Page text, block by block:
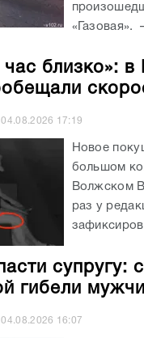
«Газовая».
час близко»:
04.08.2026 17:19
Новое
большом
Волжском
раз у
супругу:
гибели
04.08.2026 16:07